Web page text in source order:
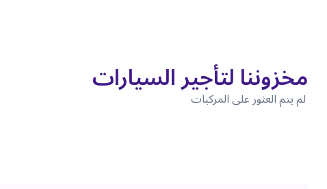
مخزوننا لتأجير السيارات
لم يتم العثور على المركبات